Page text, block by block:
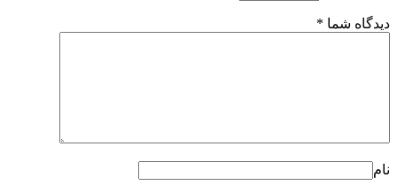
دیدگاه شما *
نام